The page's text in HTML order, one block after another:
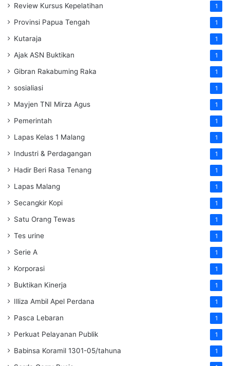
Review Kursus Kepelatihan 1
Provinsi Papua Tengah 1
Kutaraja 1
Ajak ASN Buktikan 1
Gibran Rakabuming Raka 1
sosialiasi 1
Mayjen TNI Mirza Agus 1
Pemerintah 1
Lapas Kelas 1 Malang 1
Industri & Perdagangan 1
Hadir Beri Rasa Tenang 1
Lapas Malang 1
Secangkir Kopi 1
Satu Orang Tewas 1
Tes urine 1
Serie A 1
Korporasi 1
Buktikan Kinerja 1
Illiza Ambil Apel Perdana 1
Pasca Lebaran 1
Perkuat Pelayanan Publik 1
Babinsa Koramil 1301-05/tahuna 1